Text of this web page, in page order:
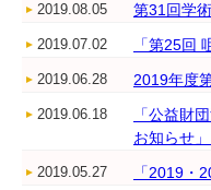
2019.08.05 第31回学
2019.07.02 「第25回
2019.06.28 2019年度
2019.06.18
「公益財
お知らせ
2019.05.27 「2019・